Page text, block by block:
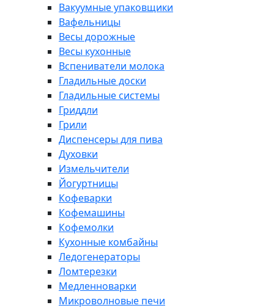
Вакуумные упаковщики
Вафельницы
Весы дорожные
Весы кухонные
Вспениватели молока
Гладильные доски
Гладильные системы
Гриддли
Грили
Диспенсеры для пива
Духовки
Измельчители
Йогуртницы
Кофеварки
Кофемашины
Кофемолки
Кухонные комбайны
Ледогенераторы
Ломтерезки
Медленноварки
Микроволновые печи